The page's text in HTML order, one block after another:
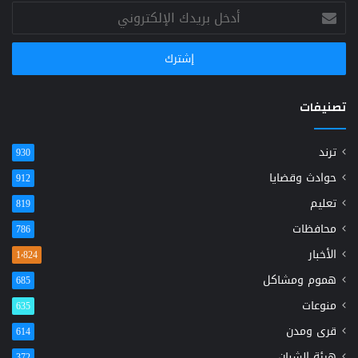
أدخل
بريدك
الإلكتروني
تصنيفات
ترند 930
حوادث وقضايا 912
تعليم 819
محافظات 786
الأخبار 1٬824
هموم ومشاكل 685
منوعات 635
قرى ومدن 614